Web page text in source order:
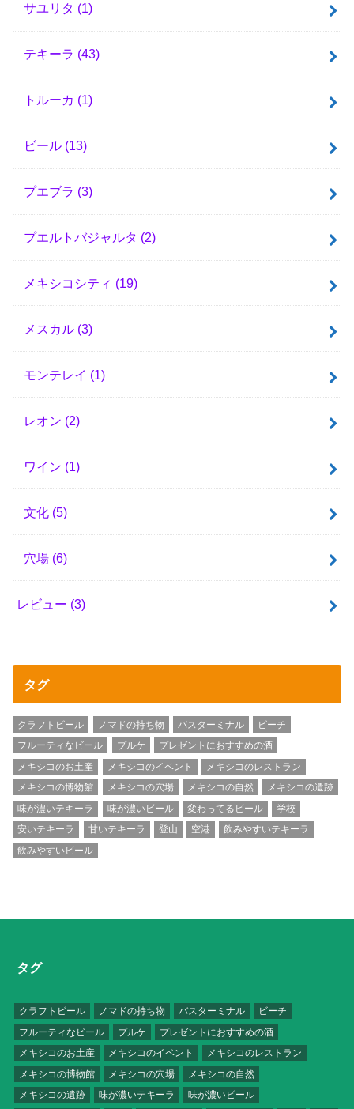
サユリタ (1)
テキーラ (43)
トルーカ (1)
ビール (13)
プエブラ (3)
プエルトバジャルタ (2)
メキシコシティ (19)
メスカル (3)
モンテレイ (1)
レオン (2)
ワイン (1)
文化 (5)
穴場 (6)
レビュー (3)
タグ
クラフトビール ノマドの持ち物 バスターミナル
ビーチ
フルーティなビール
プルケ
プレゼントにおすすめの酒
メキシコのお土産
メキシコのイベント
メキシコのレストラン
メキシコの博物館
メキシコの穴場 メキシコの自然
メキシコの遺跡
味が濃いテキーラ
味が濃いビール 変わってるビール
学校
安いテキーラ
甘いテキーラ 登山 空港
飲みやすいテキーラ
飲みやすいビール
タグ
クラフトビール ノマドの持ち物 バスターミナル
ビーチ
フルーティなビール
プルケ
プレゼントにおすすめの酒
メキシコのお土産
メキシコのイベント
メキシコのレストラン
メキシコの博物館
メキシコの穴場
メキシコの自然
メキシコの遺跡
味が濃いテキーラ 味が濃いビール